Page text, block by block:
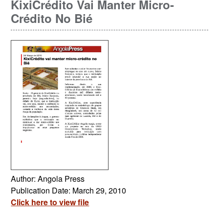
KixiCrédito Vai Manter Micro-
Crédito No Bié
Author: Angola Press
Publication Date: March 29, 2010
Click here to view file